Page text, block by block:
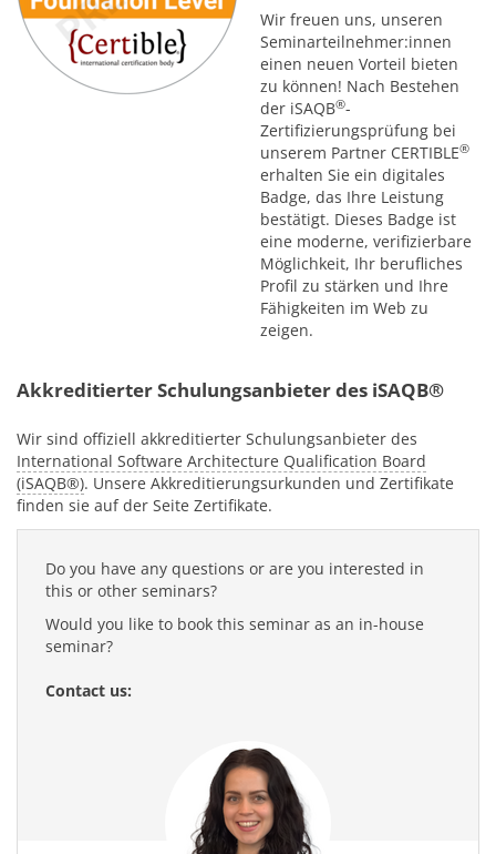
Wir freuen uns, unseren
Seminarteilnehmer:innen
einen neuen Vorteil bieten
zu können! Nach Bestehen
der iSAQB®-
Zertifizierungsprüfung bei
unserem Partner CERTIBLE®
erhalten Sie ein digitales
Badge, das Ihre Leistung
bestätigt. Dieses Badge ist
eine moderne, verifizierbare
Möglichkeit, Ihr berufliches
Profil zu stärken und Ihre
Fähigkeiten im Web zu
zeigen.
Akkreditierter Schulungsanbieter des iSAQB®
Wir sind offiziell akkreditierter Schulungsanbieter des
International Software Architecture Qualification Board
(iSAQB®). Unsere Akkreditierungsurkunden und Zertifikate
finden sie auf der Seite Zertifikate.
Do you have any questions or are you interested in
this or other seminars?
Would you like to book this seminar as an in-house
seminar?
Contact us: